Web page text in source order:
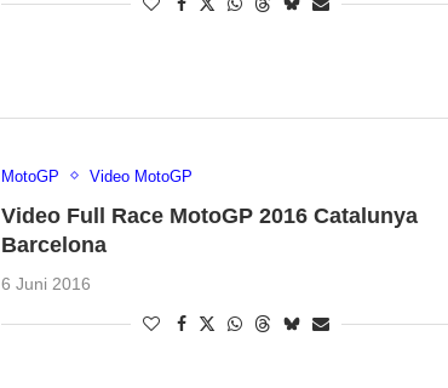
MotoGP Video MotoGP
Video Full Race MotoGP 2016 Catalunya
Barcelona
6 Juni 2016